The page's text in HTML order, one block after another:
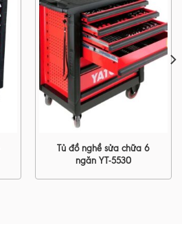
Tủ đồ nghề sửa chữa 6
ngăn YT-5530